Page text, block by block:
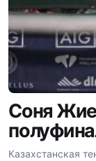
Соня
Казахстанская